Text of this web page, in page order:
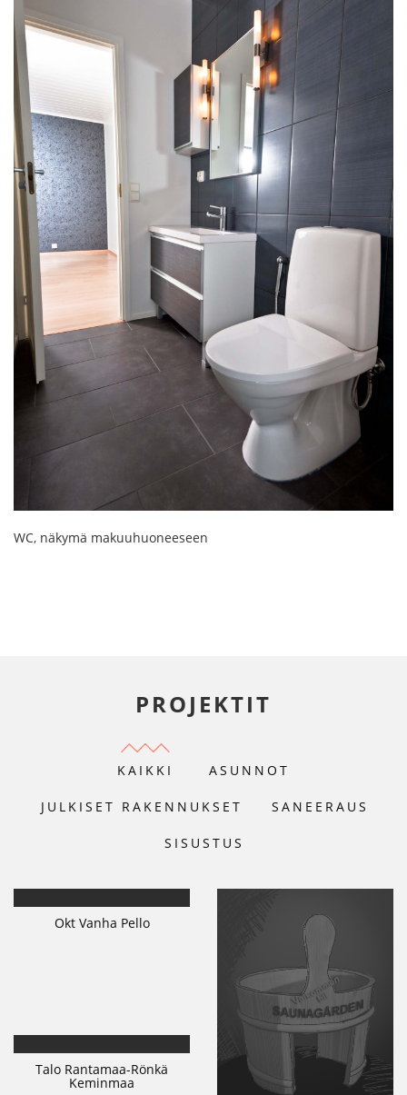
WC, näkymä makuuhuoneeseen
PROJEKTIT
KAIKKI ASUNNOT
JULKISET RAKENNUKSET SANEERAUS
SISUSTUS
Okt Vanha Pello
Talo Rantamaa-Rönkä
Keminmaa